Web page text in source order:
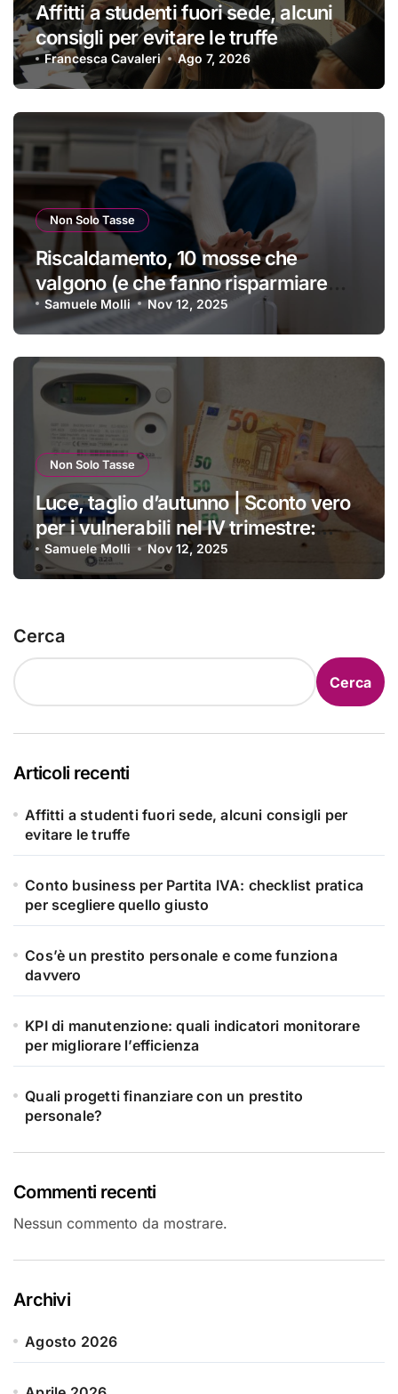
Affitti a studenti fuori sede, alcuni
consigli per evitare le truffe
Francesca Cavaleri Ago 7, 2026
Non Solo Tasse
Riscaldamento, 10 mosse che
valgono (e che fanno risparmiare
tanti soldini) | I trucchi migliori per
passare un inverno spettacolare
Samuele Molli Nov 12, 2025
Non Solo Tasse
Luce, taglio d’autunno | Sconto vero
per i vulnerabili nel IV trimestre:
ecco a chi si applica e come
ottenerlo
Samuele Molli Nov 12, 2025
Cerca
Cerca
Articoli recenti
Affitti a studenti fuori sede, alcuni consigli per
evitare le truffe
Conto business per Partita IVA: checklist pratica
per scegliere quello giusto
Cos’è un prestito personale e come funziona
davvero
KPI di manutenzione: quali indicatori monitorare
per migliorare l’efficienza
Quali progetti finanziare con un prestito
personale?
Commenti recenti
Nessun commento da mostrare.
Archivi
Agosto 2026